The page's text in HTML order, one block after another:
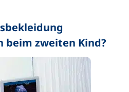
beim zweiten Kind?